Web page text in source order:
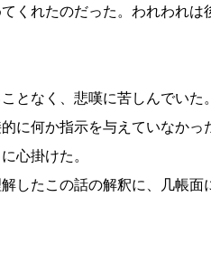
くれたのだった。われわれは
となく、悲嘆に苦しんでいた。
に何か指示を与えていなかっ
心掛けた。
したこの話の解釈に、几帳面